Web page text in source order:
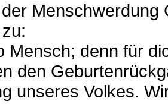
Mensch; denn für
den
unseres Volkes.